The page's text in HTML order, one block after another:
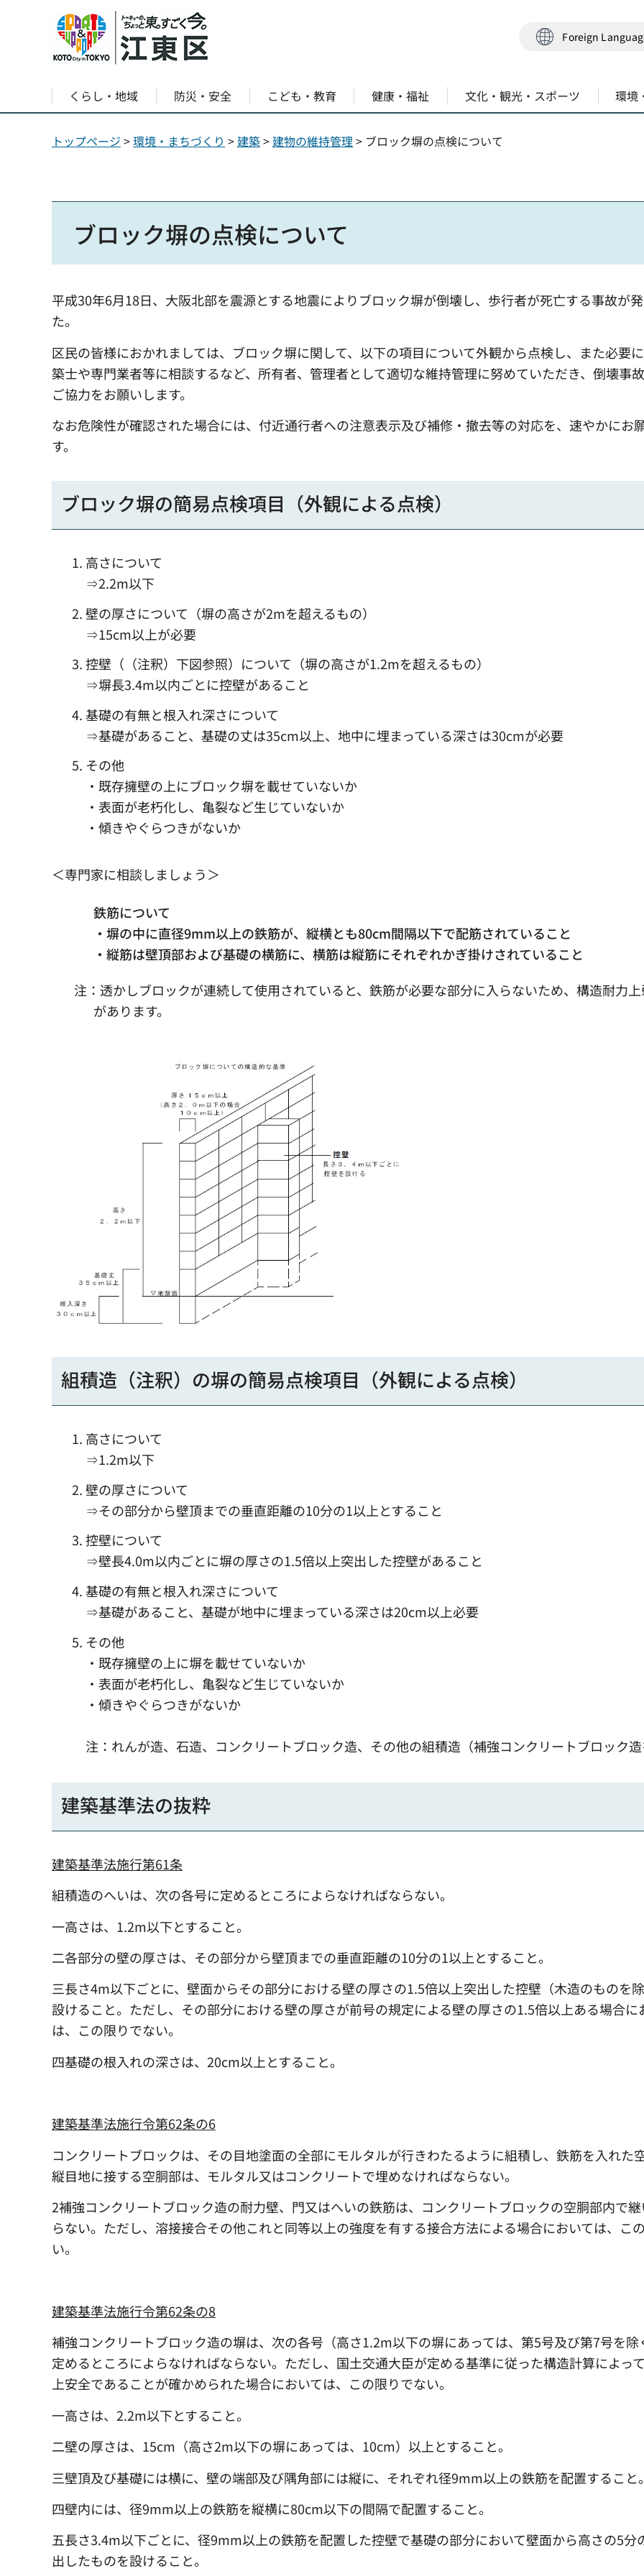
Foreign
くらし・地域 防災・安全 こども・教育 健康・福祉 文化・観光・スポーツ 環境
トップページ >環境・まちづくり >建築>建物の維持管理> ブロック塀の点検について
ブロック塀の点検について
平成30年6月18日、大阪北部を震源とする地震によりブロック塀が倒壊し、歩行者が死亡する事故が
た。
区民の皆様におかれましては、ブロック塀に関して、以下の項目について外観から点検し、また必要
築士や専門業者等に相談するなど、所有者、管理者として適切な維持管理に努めていただき、倒壊事
ご協力をお願いします。
なお危険性が確認された場合には、付近通行者への注意表示及び補修・撤去等の対応を、速やかにお
す。
ブロック塀の簡易点検項目（外観による点検）
高さについて
⇒2.2m以下
壁の厚さについて（塀の高さが2mを超えるもの）
⇒15cm以上が必要
控壁（（注釈）下図参照）について（塀の高さが1.2mを超えるもの）
⇒塀長3.4m以内ごとに控壁があること
基礎の有無と根入れ深さについて
⇒基礎があること、基礎の丈は35cm以上、地中に埋まっている深さは30cmが必要
その他
・既存擁壁の上にブロック塀を載せていないか
・表面が老朽化し、亀裂など生じていないか
・傾きやぐらつきがないか
＜専門家に相談しましょう＞
鉄筋について
・塀の中に直径9mm以上の鉄筋が、縦横とも80cm間隔以下で配筋されていること
・縦筋は壁頂部および基礎の横筋に、横筋は縦筋にそれぞれかぎ掛けされていること
注：透かしブロックが連続して使用されていると、鉄筋が必要な部分に入らないため、構造耐力
があります。
組積造（注釈）の塀の簡易点検項目（外観による点検）
高さについて
⇒1.2m以下
壁の厚さについて
⇒その部分から壁頂までの垂直距離の10分の1以上とすること
控壁について
⇒壁長4.0m以内ごとに塀の厚さの1.5倍以上突出した控壁があること
基礎の有無と根入れ深さについて
⇒基礎があること、基礎が地中に埋まっている深さは20cm以上必要
その他
・既存擁壁の上に塀を載せていないか
・表面が老朽化し、亀裂など生じていないか
・傾きやぐらつきがないか
注：れんが造、石造、コンクリートブロック造、その他の組積造（補強コンクリートブロック
建築基準法の抜粋
建築基準法施行第61条
組積造のへいは、次の各号に定めるところによらなければならない。
一高さは、1.2m以下とすること。
二各部分の壁の厚さは、その部分から壁頂までの垂直距離の10分の1以上とすること。
三長さ4m以下ごとに、壁面からその部分における壁の厚さの1.5倍以上突出した控壁（木造のものを
設けること。ただし、その部分における壁の厚さが前号の規定による壁の厚さの1.5倍以上ある場合に
は、この限りでない。
四基礎の根入れの深さは、20cm以上とすること。
建築基準法施行令第62条の6
コンクリートブロックは、その目地塗面の全部にモルタルが行きわたるように組積し、鉄筋を入れた
縦目地に接する空胴部は、モルタル又はコンクリートで埋めなければならない。
2補強コンクリートブロック造の耐力壁、門又はへいの鉄筋は、コンクリートブロックの空胴部内で
らない。ただし、溶接接合その他これと同等以上の強度を有する接合方法による場合においては、こ
い。
建築基準法施行令第62条の8
補強コンクリートブロック造の塀は、次の各号（高さ1.2m以下の塀にあっては、第5号及び第7号を除
定めるところによらなければならない。ただし、国土交通大臣が定める基準に従った構造計算によっ
上安全であることが確かめられた場合においては、この限りでない。
一高さは、2.2m以下とすること。
二壁の厚さは、15cm（高さ2m以下の塀にあっては、10cm）以上とすること。
三壁頂及び基礎には横に、壁の端部及び隅角部には縦に、それぞれ径9mm以上の鉄筋を配置すること
四壁内には、径9mm以上の鉄筋を縦横に80cm以下の間隔で配置すること。
五長さ3.4m以下ごとに、径9mm以上の鉄筋を配置した控壁で基礎の部分において壁面から高さの5分
出したものを設けること。